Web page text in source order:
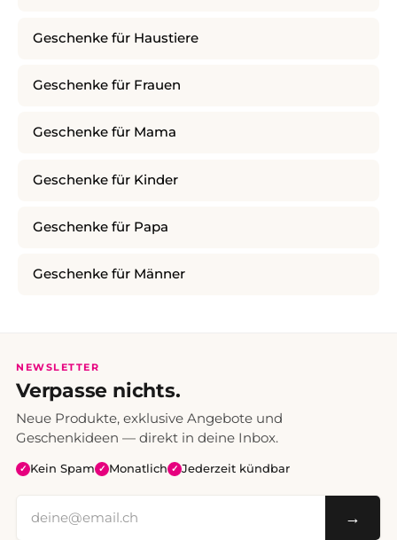
Geschenke für Haustiere
Geschenke für Frauen
Geschenke für Mama
Geschenke für Kinder
Geschenke für Papa
Geschenke für Männer
NEWSLETTER
Verpasse nichts.
Neue Produkte, exklusive Angebote und
Geschenkideen — direkt in deine Inbox.
✓ Kein Spam ✓ Monatlich ✓ Jederzeit kündbar
→